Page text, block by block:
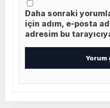
Daha sonraki
için adım, e-posta
adresim bu